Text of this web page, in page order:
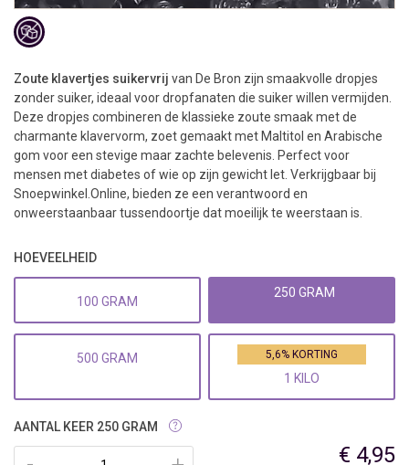
Zoute klavertjes suikervrij van De Bron zijn smaakvolle dropjes
zonder suiker, ideaal voor dropfanaten die suiker willen vermijden.
Deze dropjes combineren de klassieke zoute smaak met de
charmante klavervorm, zoet gemaakt met Maltitol en Arabische
gom voor een stevige maar zachte belevenis. Perfect voor
mensen met diabetes of wie op zijn gewicht let. Verkrijgbaar bij
Snoepwinkel.Online, bieden ze een verantwoord en
onweerstaanbaar tussendoortje dat moeilijk te weerstaan is.
HOEVEELHEID
100 GRAM
250 GRAM
500 GRAM 5,6% KORTING
1 KILO
AANTAL KEER 250 GRAM
€ 4,95